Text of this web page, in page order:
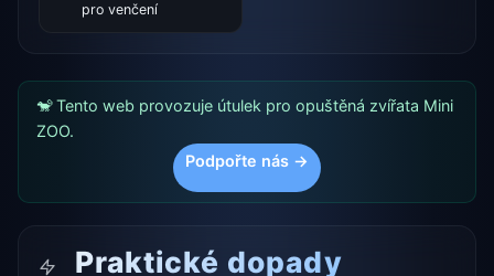
pro venčení
🐒 Tento web provozuje útulek pro opuštěná zvířata Mini
ZOO.
Podpořte nás →
Praktické dopady